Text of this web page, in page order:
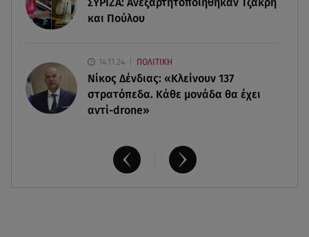
την καρδιά και το βάρος σου
και Πούλου
14.11.24 ΠΟΛΙΤΙΚΗ
Νίκος Δένδιας: «Κλείνουν 137
στρατόπεδα. Kάθε μονάδα θα έχει
αντί-drone»